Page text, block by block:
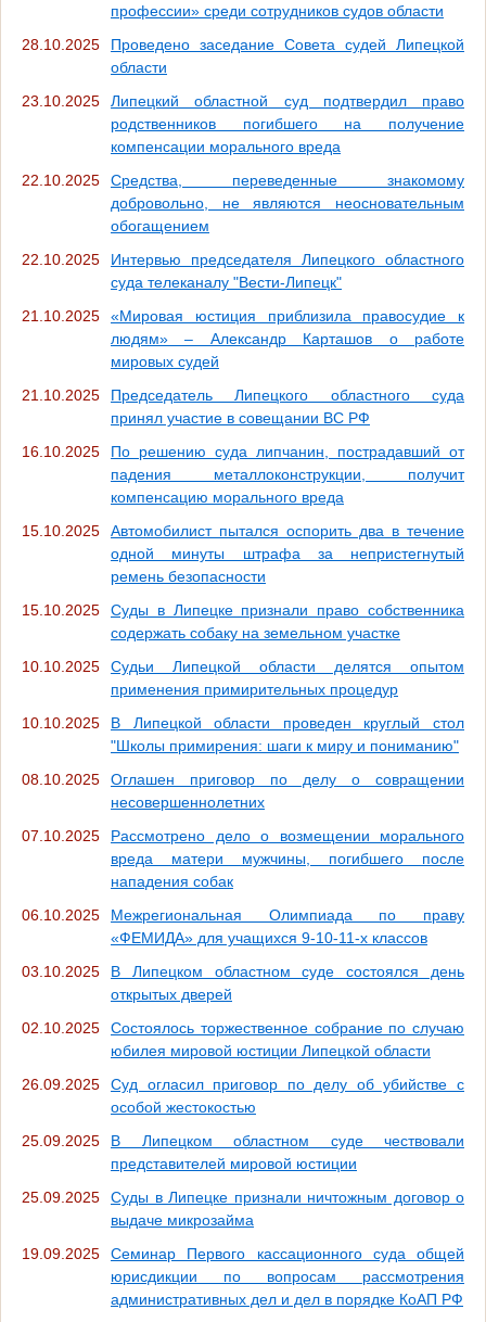
профессии» среди сотрудников судов области
28.10.2025
Проведено заседание Совета судей Липецкой
области
23.10.2025
Липецкий областной суд подтвердил право
родственников погибшего на получение
компенсации морального вреда
22.10.2025
Средства, переведенные знакомому
добровольно, не являются неосновательным
обогащением
22.10.2025
Интервью председателя Липецкого областного
суда телеканалу "Вести-Липецк"
21.10.2025
«Мировая юстиция приблизила правосудие к
людям» – Александр Карташов о работе
мировых судей
21.10.2025
Председатель Липецкого областного суда
принял участие в совещании ВС РФ
16.10.2025
По решению суда липчанин, пострадавший от
падения металлоконструкции, получит
компенсацию морального вреда
15.10.2025
Автомобилист пытался оспорить два в течение
одной минуты штрафа за непристегнутый
ремень безопасности
15.10.2025
Суды в Липецке признали право собственника
содержать собаку на земельном участке
10.10.2025
Судьи Липецкой области делятся опытом
применения примирительных процедур
10.10.2025
В Липецкой области проведен круглый стол
"Школы примирения: шаги к миру и пониманию"
08.10.2025
Оглашен приговор по делу о совращении
несовершеннолетних
07.10.2025
Рассмотрено дело о возмещении морального
вреда матери мужчины, погибшего после
нападения собак
06.10.2025
Межрегиональная Олимпиада по праву
«ФЕМИДА» для учащихся 9-10-11-х классов
03.10.2025
В Липецком областном суде состоялся день
открытых дверей
02.10.2025
Состоялось торжественное собрание по случаю
юбилея мировой юстиции Липецкой области
26.09.2025
Суд огласил приговор по делу об убийстве с
особой жестокостью
25.09.2025
В Липецком областном суде чествовали
представителей мировой юстиции
25.09.2025
Суды в Липецке признали ничтожным договор о
выдаче микрозайма
19.09.2025
Семинар Первого кассационного суда общей
юрисдикции по вопросам рассмотрения
административных дел и дел в порядке КоАП РФ